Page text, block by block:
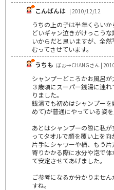
こんばんは | 2010/12/12
うちの上の子は半年くらい
どいギャン泣きがけっこう
いからだと思いますが、全
むってさせています。
うちも ぼぉ→CHANGさん |
シャンプーどころかお風呂が
３歳頃にスーパー銭湯に連
りました。
銭湯でも初めはシャンプー
めて)が普通にやっている姿
あとはシャンプーの際に私
ってタオルで顔を覆い上を
片手にシャワーや桶、もう片
寄りかかる際に水分や泡で
て安定させてあげました。
ご参考になるか分かりませ
すね。